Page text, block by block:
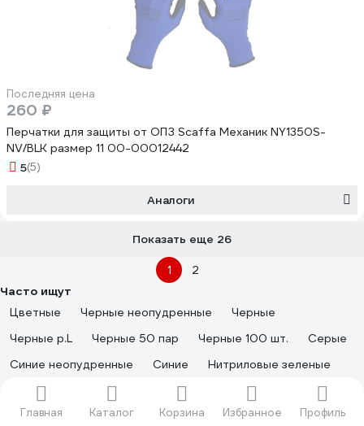
Главная Каталог Корзина Избранное Профиль
Последняя цена
260 ₽
Перчатки для защиты от ОПЗ Scaffa Механик NY1350S-
NV/BLK размер 11 00-00012442
5(5)
Аналоги
Показать еще 26
1
2
Часто ищут
Цветные
Черные неопудренные
Черные
Черные р.L
Черные 50 пар Черные 100 шт.
Серые
Синие неопудренные
Синие
Нитриловые зеленые
Голубые
Голубые
Голубые неопудренные
Голубые 50 пар
Синие р.L Р.М черные Оранжевые